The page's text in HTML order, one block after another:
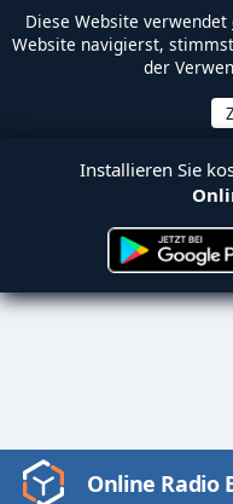
Diese Website verwendet
Website navigierst,
der
Installieren Sie
Video
Online Radio